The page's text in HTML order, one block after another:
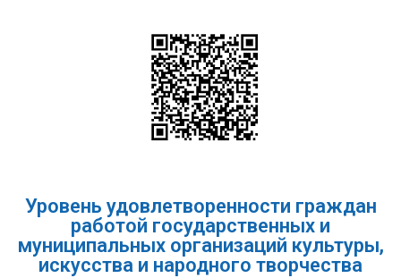
Уровень удовлетворенности граждан
работой государственных и
муниципальных организаций культуры,
искусства и народного творчества​